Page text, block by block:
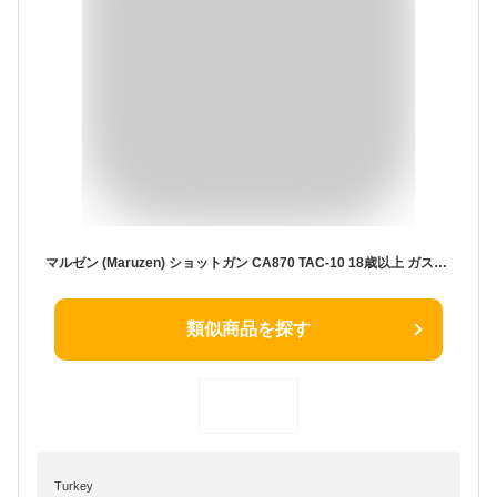
マルゼン (Maruzen) ショットガン CA870 TAC-10 18歳以上 ガスショットガン
類似商品を探す
Turkey